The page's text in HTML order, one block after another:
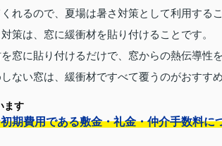
れるので、夏場は暑さ対策として利用する
策は、窓に緩衝材を貼り付けることです。
窓に貼り付けるだけで、窓からの熱伝導性
ない窓は、緩衝材ですべて覆うのがおすすめ
ます
期費用である敷金・礼金・仲介手数料に